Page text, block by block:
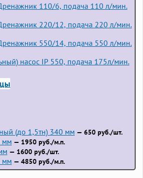
110/6, подача 110 л/мин.
220/12, подача 220 л/мин.
550/14, подача 550 л/мин.
насос IP 550, подача 175л/мин.
(до 1,5тн) 340 мм — 650 руб./шт.
мм — 1950 руб./м.п.
— 1600 руб./шт.
мм — 4850 руб./м.п.